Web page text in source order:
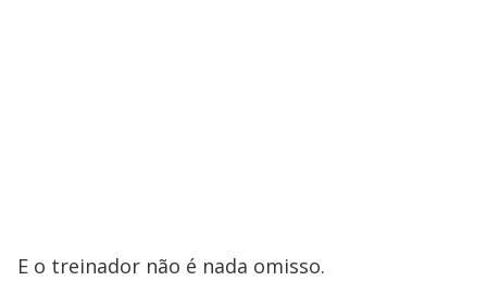
E o treinador não é nada omisso.